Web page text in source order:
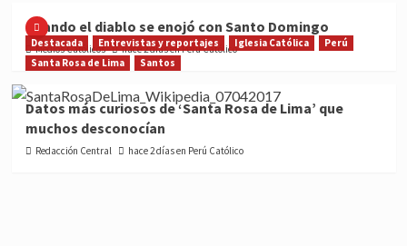
Cuando el diablo se enojó con Santo Domingo
Medios Católicos hace 2 días en Perú Católico
Destacada Entrevistas y reportajes Iglesia Católica
Perú
Santa Rosa de Lima
Santos
Datos más curiosos de ‘Santa Rosa de Lima’ que
muchos desconocían
Redacción Central hace 2 días en Perú Católico